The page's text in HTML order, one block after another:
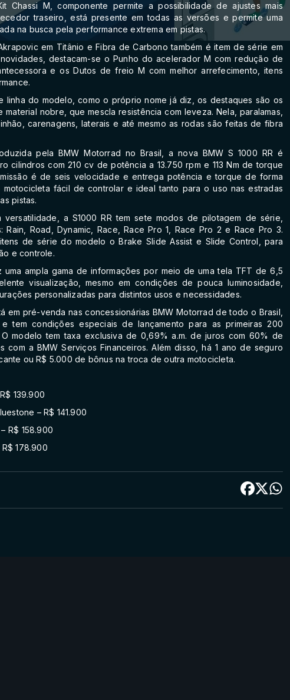
Chassi M, componente permite a possibilidade de ajustes mais
traseiro, está presente em todas as versões e permite uma
na busca pela performance extrema em pistas.
em Titânio e Fibra de Carbono também é item de série em
destacam-se o Punho do acelerador M com redução de
e os Dutos de freio M com melhor arrefecimento, itens
linha do modelo, como o próprio nome já diz, os destaques são os
nobre, que mescla resistência com leveza. Nela, paralamas,
carenagens, laterais e até mesmo as rodas são feitas de fibra
pela BMW Motorrad no Brasil, a nova BMW S 1000 RR é
cilindros com 210 cv de potência a 13.750 rpm e 113 Nm de torque
é de seis velocidade e entrega potência e torque de forma
fácil de controlar e ideal tanto para o uso nas estradas
pistas.
versatilidade, a S1000 RR tem sete modos de pilotagem de série,
Road, Dynamic, Race, Race Pro 1, Race Pro 2 e Race Pro 3.
de série do modelo o Brake Slide Assist e Slide Control, para
e controle.
uma ampla gama de informações por meio de uma tela TFT de 6,5
visualização, mesmo em condições de pouca luminosidade,
personalizadas para distintos usos e necessidades.
em pré-venda nas concessionárias BMW Motorrad de todo o Brasil,
tem condições especiais de lançamento para as primeiras 200
modelo tem taxa exclusiva de 0,69% a.m. de juros com 60% de
com a BMW Serviços Financeiros. Além disso, há 1 ano de seguro
ou R$ 5.000 de bônus na troca de outra motocicleta.
139.900
– R$ 141.900
R$ 158.900
178.900